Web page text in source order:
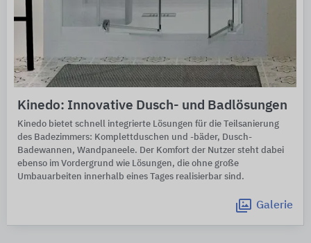
Kinedo: Innovative Dusch- und Badlösungen
Kinedo bietet schnell integrierte Lösungen für die Teilsanierung
des Badezimmers: Komplettduschen und -bäder, Dusch-
Badewannen, Wandpaneele. Der Komfort der Nutzer steht dabei
ebenso im Vordergrund wie Lösungen, die ohne große
Umbauarbeiten innerhalb eines Tages realisierbar sind.
Galerie